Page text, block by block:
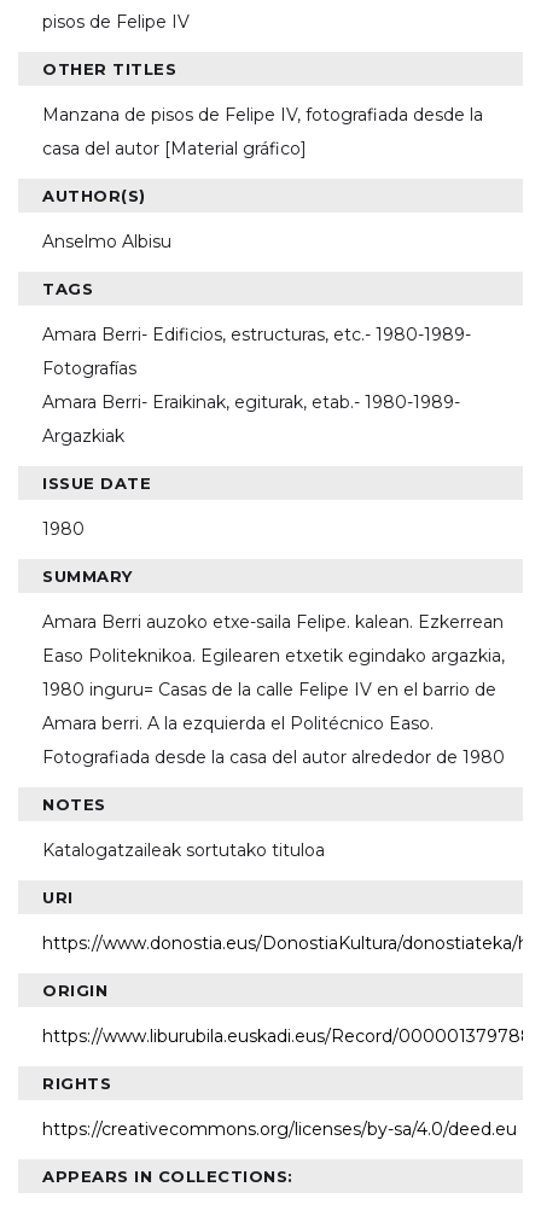
pisos de Felipe IV
OTHER TITLES
Manzana de pisos de Felipe IV, fotografiada desde la
casa del autor [Material gráfico]
AUTHOR(S)
Anselmo Albisu
TAGS
Amara Berri- Edificios, estructuras, etc.- 1980-1989-
Fotografías
Amara Berri- Eraikinak, egiturak, etab.- 1980-1989-
Argazkiak
ISSUE DATE
1980
SUMMARY
Amara Berri auzoko etxe-saila Felipe. kalean. Ezkerrean
Easo Politeknikoa. Egilearen etxetik egindako argazkia,
1980 inguru= Casas de la calle Felipe IV en el barrio de
Amara berri. A la ezquierda el Politécnico Easo.
Fotografiada desde la casa del autor alrededor de 1980
NOTES
Katalogatzaileak sortutako tituloa
URI
https://www.donostia.eus/DonostiaKultura/donostiateka/
ORIGIN
https://www.liburubila.euskadi.eus/Record/000001379788
RIGHTS
https://creativecommons.org/licenses/by-sa/4.0/deed.eu
APPEARS IN COLLECTIONS: